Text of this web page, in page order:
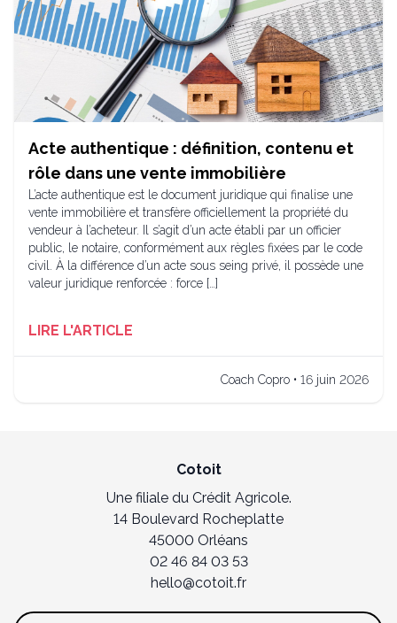
Acte authentique : définition, contenu et
rôle dans une vente immobilière
L’acte authentique est le document juridique qui finalise une
vente immobilière et transfère officiellement la propriété du
vendeur à l’acheteur. Il s’agit d’un acte établi par un officier
public, le notaire, conformément aux règles fixées par le code
civil. À la différence d’un acte sous seing privé, il possède une
valeur juridique renforcée : force […]
LIRE L'ARTICLE
Coach Copro • 16 juin 2026
Cotoit
Une filiale du Crédit Agricole.
14 Boulevard Rocheplatte
45000 Orléans
02 46 84 03 53
hello@cotoit.fr